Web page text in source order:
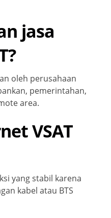
jasa
oleh perusahaan
pemerintahan,
area.
VSAT
yang stabil karena
kabel atau BTS